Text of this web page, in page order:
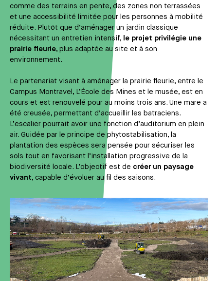
comme des terrains en pente, des zones non terrassées
et une accessibilité limitée pour les personnes à mobilité
réduite. Plutôt que d’aménager un jardin classique
nécessitant un entretien intensif, le projet privilégie une
prairie fleurie, plus adaptée au site et à son
environnement.
Le partenariat visant à aménager la prairie fleurie, entre le
Campus Montravel, L’École des Mines et le musée, est en
cours et est renouvelé pour au moins trois ans. Une mare a
été creusée, permettant d’accueillir les batraciens.
L’escalier pourrait avoir une fonction d’auditorium en plein
air. Guidée par le principe de phytostabilisation, la
plantation des espèces sera pensée pour sécuriser les
sols tout en favorisant l’installation progressive de la
biodiversité locale. L’objectif est de créer un paysage
vivant, capable d’évoluer au fil des saisons.
Média